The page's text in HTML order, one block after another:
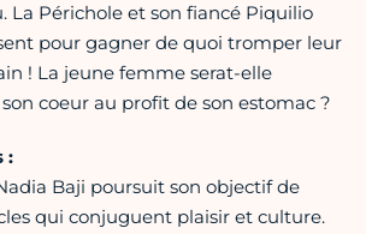
La Périchole et son fiancé Piquilio
pour gagner de quoi tromper leur
! La jeune femme serat-elle
coeur au profit de son estomac ?
:
Baji poursuit son objectif de
qui conjuguent plaisir et culture.